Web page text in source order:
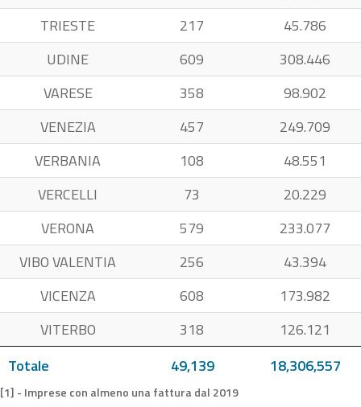
Totale 49,139 18,306,557
TRIESTE
217
45.786
UDINE
609
308.446
VARESE
358
98.902
VENEZIA
457
249.709
VERBANIA
108
48.551
VERCELLI
73
20.229
VERONA
579
233.077
VIBO VALENTIA
256
43.394
VICENZA
608
173.982
VITERBO
318 126.121
[1] - Imprese con almeno una fattura dal 2019